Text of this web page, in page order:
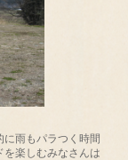
雨もパラつく時間
楽しむみなさんは